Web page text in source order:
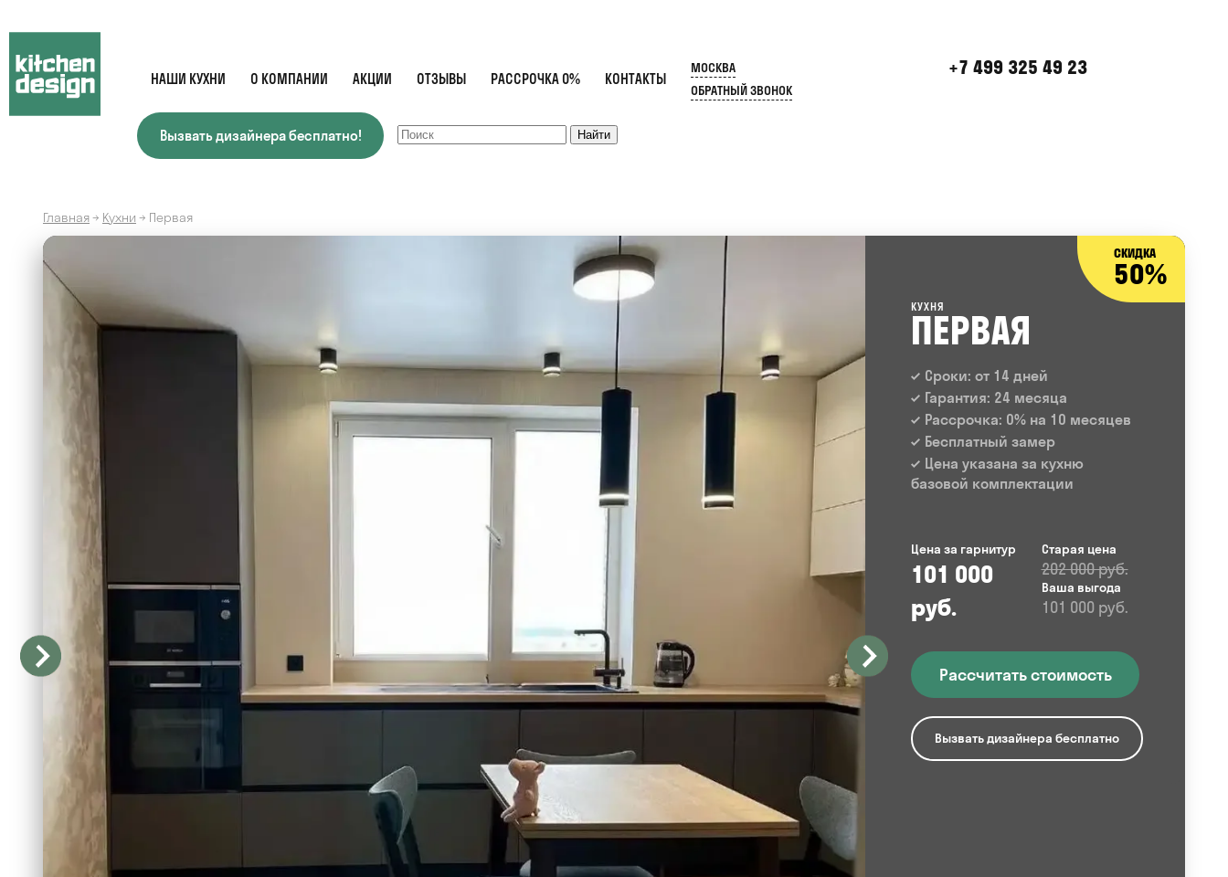
НАШИ КУХНИ О КОМПАНИИ АКЦИИ ОТЗЫВЫ РАССРОЧКА 0% КОНТАКТЫ
+7 499 325 49 23
Вызвать дизайнера бесплатно!
МОСКВА
ОБРАТНЫЙ ЗВОНОК
Главная→ Кухни → Первая
СКИДКА
50%
КУХНЯ
ПЕРВАЯ
Сроки: от 14 дней
Гарантия: 24 месяца
Рассрочка: 0% на 10 месяцев
Бесплатный замер
Цена указана за кухню
базовой комплектации
Цена за гарнитур
101 000
руб.
Старая цена
202 000 руб.
Ваша выгода
101 000 руб.
Рассчитать стоимость
Вызвать дизайнера бесплатно